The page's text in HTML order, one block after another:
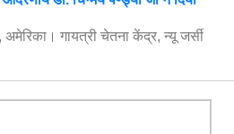
अमेरिका। गायत्री चेतना केंद्र, न्यू जर्सी